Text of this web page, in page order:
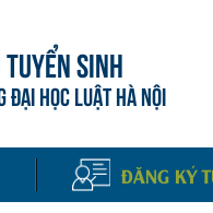
TUYỂN SINH
ĐẠI HỌC LUẬT HÀ NỘI
ĐĂNG KÝ